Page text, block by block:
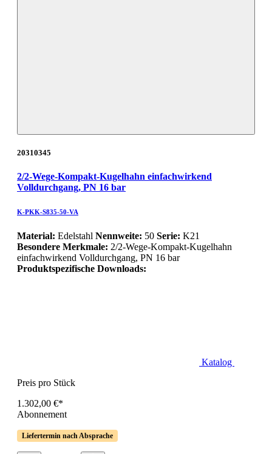
20310345
2/2-Wege-Kompakt-Kugelhahn einfachwirkend
Volldurchgang, PN 16 bar
K-PKK-S835-50-VA
Material: Edelstahl Nennweite: 50 Serie: K21
Besondere Merkmale: 2/2-Wege-Kompakt-Kugelhahn
einfachwirkend Volldurchgang, PN 16 bar
Produktspezifische Downloads:
Katalog
Preis pro Stück
1.302,00 €*
Abonnement
Liefertermin nach Absprache